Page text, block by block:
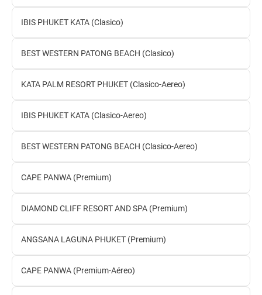
IBIS PHUKET KATA (Clasico)
BEST WESTERN PATONG BEACH (Clasico)
KATA PALM RESORT PHUKET (Clasico-Aereo)
IBIS PHUKET KATA (Clasico-Aereo)
BEST WESTERN PATONG BEACH (Clasico-Aereo)
CAPE PANWA (Premium)
DIAMOND CLIFF RESORT AND SPA (Premium)
ANGSANA LAGUNA PHUKET (Premium)
CAPE PANWA (Premium-Aéreo)